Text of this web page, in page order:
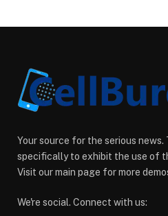
Your source for the serious news.
specifically to exhibit the use of
Visit our main page for more
We're social. Connect with us: